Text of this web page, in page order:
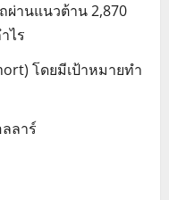
ผ่านแนวต้าน 2,870
ไร
โดยมีเป้าหมายทำ
ลาร์